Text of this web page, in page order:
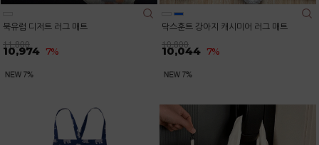
북유럽 디저트 러그 매트
11,800
10,974 7%
닥스훈트 강아지 캐시미어 러그 매트
10,800
10,044 7%